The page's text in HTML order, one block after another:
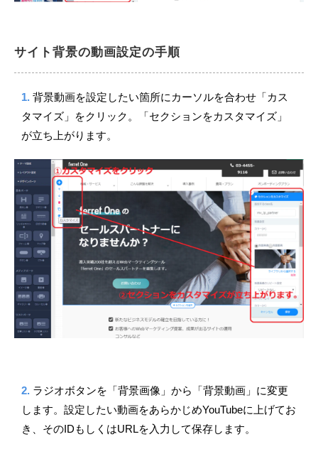
サイト背景の動画設定の手順
1. 背景動画を設定したい箇所にカーソルを合わせ「カス
タマイズ」をクリック。「セクションをカスタマイズ」
が立ち上がります。
2. ラジオボタンを「背景画像」から「背景動画」に変更
します。設定したい動画をあらかじめYouTubeに上げてお
き、そのIDもしくはURLを入力して保存します。